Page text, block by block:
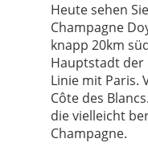
Heute sehen
Champagne
knapp 20km
Hauptstadt der
Linie mit Paris.
Côte des
die vielleicht
Champagne.